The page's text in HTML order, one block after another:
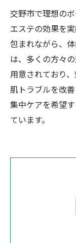
交野市で理想の
エステの効果を
包まれながら、
は、多くの方々
用意されており
肌トラブルを改
集中ケアを希望
ています。